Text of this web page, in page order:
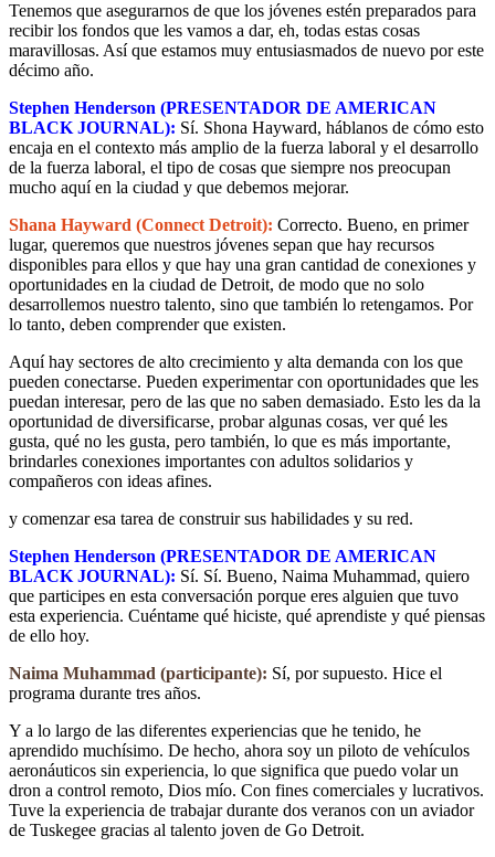
Tenemos que asegurarnos de que los jóvenes estén preparados para
recibir los fondos que les vamos a dar, eh, todas estas cosas
maravillosas. Así que estamos muy entusiasmados de nuevo por este
décimo año.
Stephen Henderson (PRESENTADOR DE AMERICAN
BLACK JOURNAL): Sí. Shona Hayward, háblanos de cómo esto
encaja en el contexto más amplio de la fuerza laboral y el desarrollo
de la fuerza laboral, el tipo de cosas que siempre nos preocupan
mucho aquí en la ciudad y que debemos mejorar.
Shana Hayward (Connect Detroit): Correcto. Bueno, en primer
lugar, queremos que nuestros jóvenes sepan que hay recursos
disponibles para ellos y que hay una gran cantidad de conexiones y
oportunidades en la ciudad de Detroit, de modo que no solo
desarrollemos nuestro talento, sino que también lo retengamos. Por
lo tanto, deben comprender que existen.
Aquí hay sectores de alto crecimiento y alta demanda con los que
pueden conectarse. Pueden experimentar con oportunidades que les
puedan interesar, pero de las que no saben demasiado. Esto les da la
oportunidad de diversificarse, probar algunas cosas, ver qué les
gusta, qué no les gusta, pero también, lo que es más importante,
brindarles conexiones importantes con adultos solidarios y
compañeros con ideas afines.
y comenzar esa tarea de construir sus habilidades y su red.
Stephen Henderson (PRESENTADOR DE AMERICAN
BLACK JOURNAL): Sí. Sí. Bueno, Naima Muhammad, quiero
que participes en esta conversación porque eres alguien que tuvo
esta experiencia. Cuéntame qué hiciste, qué aprendiste y qué piensas
de ello hoy.
Naima Muhammad (participante): Sí, por supuesto. Hice el
programa durante tres años.
Y a lo largo de las diferentes experiencias que he tenido, he
aprendido muchísimo. De hecho, ahora soy un piloto de vehículos
aeronáuticos sin experiencia, lo que significa que puedo volar un
dron a control remoto, Dios mío. Con fines comerciales y lucrativos.
Tuve la experiencia de trabajar durante dos veranos con un aviador
de Tuskegee gracias al talento joven de Go Detroit.